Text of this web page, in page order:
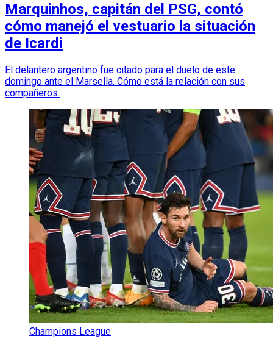
Marquinhos, capitán del PSG, contó
cómo manejó el vestuario la situación
de Icardi
El delantero argentino fue citado para el duelo de este
domingo ante el Marsella. Cómo está la relación con sus
compañeros.
Champions League